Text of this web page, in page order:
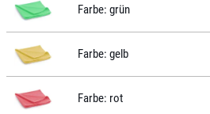
Farbe: grün
Farbe: gelb
Farbe: rot